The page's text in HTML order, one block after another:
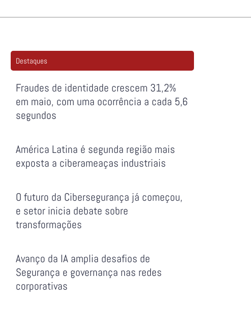
Destaques
Fraudes de identidade crescem 31,2%
em maio, com uma ocorrência a cada 5,6
segundos
América Latina é segunda região mais
exposta a ciberameaças industriais
O futuro da Cibersegurança já começou,
e setor inicia debate sobre
transformações
Avanço da IA amplia desafios de
Segurança e governança nas redes
corporativas